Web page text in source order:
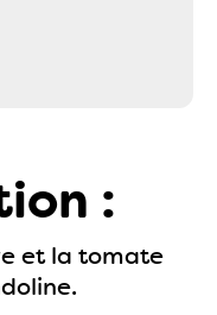
:
et la tomate